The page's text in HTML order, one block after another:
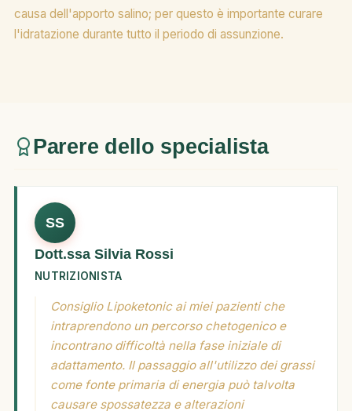
causa dell'apporto salino; per questo è importante curare
l'idratazione durante tutto il periodo di assunzione.
Parere dello specialista
SS
Dott.ssa Silvia Rossi
NUTRIZIONISTA
Consiglio Lipoketonic ai miei pazienti che
intraprendono un percorso chetogenico e
incontrano difficoltà nella fase iniziale di
adattamento. Il passaggio all'utilizzo dei grassi
come fonte primaria di energia può talvolta
causare spossatezza e alterazioni